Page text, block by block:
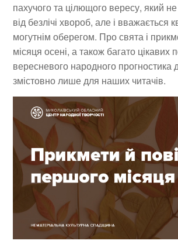
пахучого та цілющого вересу, який не
від безлічі хвороб, але і вважається
могутнім оберегом. Про свята і
місяця осені, а також багато цікавих
вересневого народного прогностика
змістовно лише для наших читачів.